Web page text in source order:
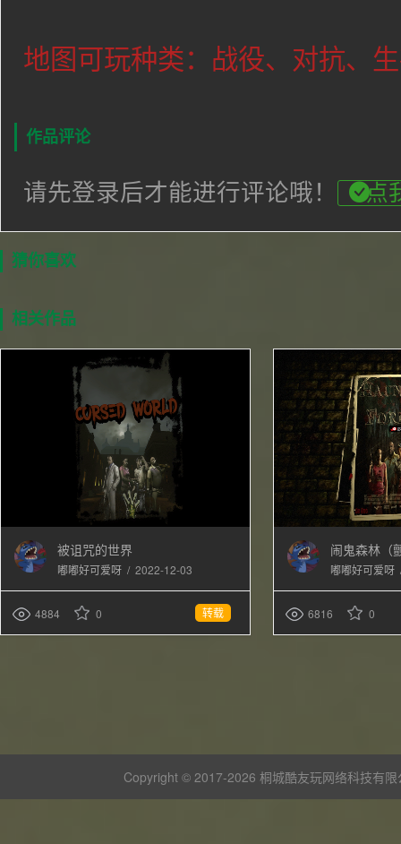
地图可玩种类：战役、对抗、
作品评论
请先登录后才能进行评论哦！ 点
猜你喜欢
相关作品
被诅咒的世界
嘟嘟好可爱呀 / 2022-12-03
4884 0 转载
闹鬼森林（
嘟嘟好可爱呀
6816 0
Copyright © 2017-2026 桐城酷友玩网络科技有